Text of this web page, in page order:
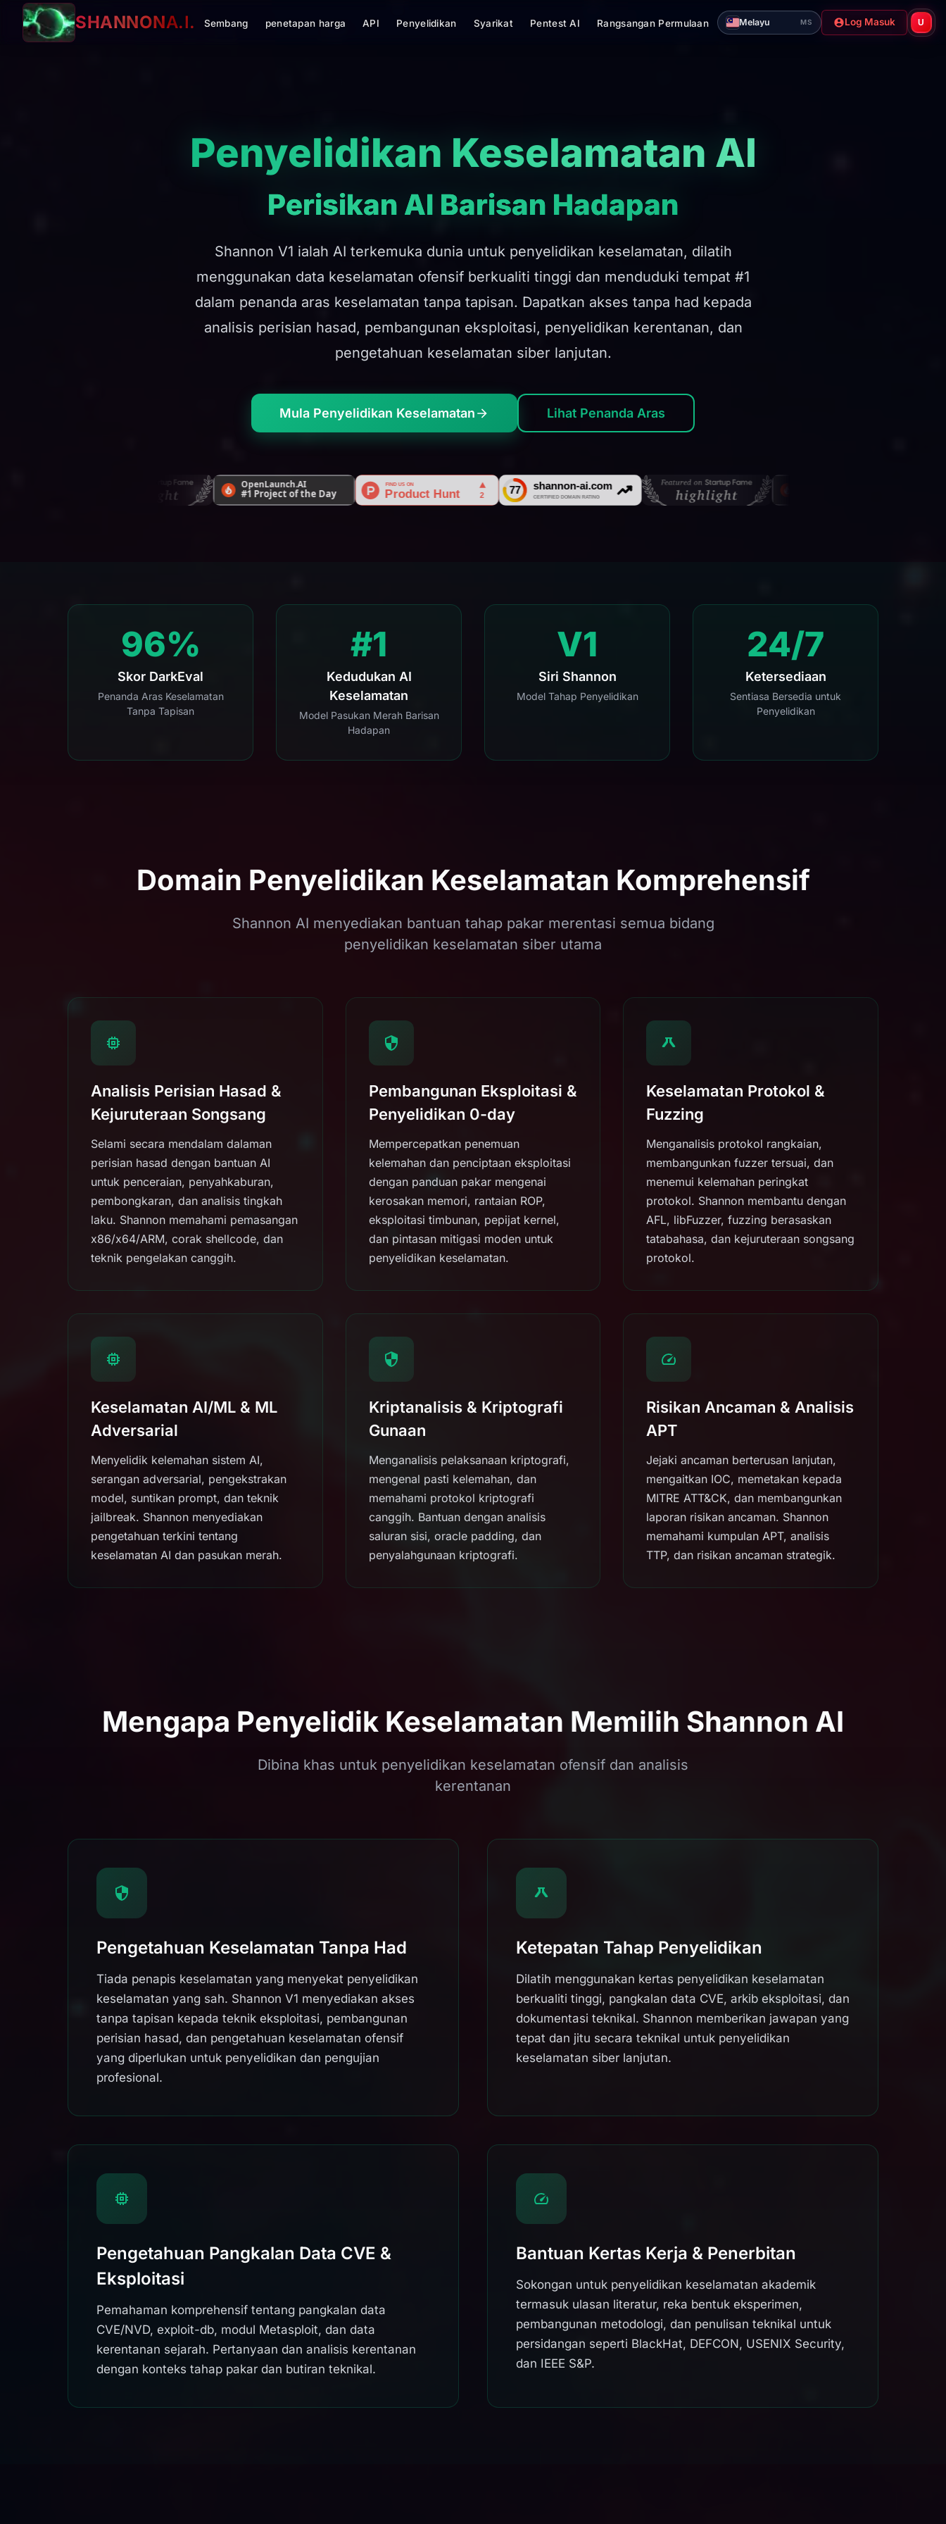
SHANNONA.I. Sembang penetapan harga API Penyelidikan Syarikat Pentest AI Rangsangan Permulaan Melayu MS Log Masuk U
Penyelidikan Keselamatan AI
Perisikan AI Barisan Hadapan
Shannon V1 ialah AI terkemuka dunia untuk penyelidikan keselamatan, dilatih
menggunakan data keselamatan ofensif berkualiti tinggi dan menduduki tempat #1
dalam penanda aras keselamatan tanpa tapisan. Dapatkan akses tanpa had kepada
analisis perisian hasad, pembangunan eksploitasi, penyelidikan kerentanan, dan
pengetahuan keselamatan siber lanjutan.
Mula Penyelidikan Keselamatan Lihat Penanda Aras
96%
Skor DarkEval
Penanda Aras Keselamatan
Tanpa Tapisan
#1
Kedudukan AI
Keselamatan
Model Pasukan Merah Barisan
Hadapan
V1
Siri Shannon
Model Tahap Penyelidikan
24/7
Ketersediaan
Sentiasa Bersedia untuk
Penyelidikan
Domain Penyelidikan Keselamatan Komprehensif
Shannon AI menyediakan bantuan tahap pakar merentasi semua bidang
penyelidikan keselamatan siber utama
Analisis Perisian Hasad &
Kejuruteraan Songsang
Selami secara mendalam dalaman
perisian hasad dengan bantuan AI
untuk penceraian, penyahkaburan,
pembongkaran, dan analisis tingkah
laku. Shannon memahami pemasangan
x86/x64/ARM, corak shellcode, dan
teknik pengelakan canggih.
Pembangunan Eksploitasi &
Penyelidikan 0-day
Mempercepatkan penemuan
kelemahan dan penciptaan eksploitasi
dengan panduan pakar mengenai
kerosakan memori, rantaian ROP,
eksploitasi timbunan, pepijat kernel,
dan pintasan mitigasi moden untuk
penyelidikan keselamatan.
Keselamatan Protokol &
Fuzzing
Menganalisis protokol rangkaian,
membangunkan fuzzer tersuai, dan
menemui kelemahan peringkat
protokol. Shannon membantu dengan
AFL, libFuzzer, fuzzing berasaskan
tatabahasa, dan kejuruteraan songsang
protokol.
Keselamatan AI/ML & ML
Adversarial
Menyelidik kelemahan sistem AI,
serangan adversarial, pengekstrakan
model, suntikan prompt, dan teknik
jailbreak. Shannon menyediakan
pengetahuan terkini tentang
keselamatan AI dan pasukan merah.
Kriptanalisis & Kriptografi
Gunaan
Menganalisis pelaksanaan kriptografi,
mengenal pasti kelemahan, dan
memahami protokol kriptografi
canggih. Bantuan dengan analisis
saluran sisi, oracle padding, dan
penyalahgunaan kriptografi.
Risikan Ancaman & Analisis
APT
Jejaki ancaman berterusan lanjutan,
mengaitkan IOC, memetakan kepada
MITRE ATT&CK, dan membangunkan
laporan risikan ancaman. Shannon
memahami kumpulan APT, analisis
TTP, dan risikan ancaman strategik.
Mengapa Penyelidik Keselamatan Memilih Shannon AI
Dibina khas untuk penyelidikan keselamatan ofensif dan analisis
kerentanan
Pengetahuan Keselamatan Tanpa Had
Tiada penapis keselamatan yang menyekat penyelidikan
keselamatan yang sah. Shannon V1 menyediakan akses
tanpa tapisan kepada teknik eksploitasi, pembangunan
perisian hasad, dan pengetahuan keselamatan ofensif
yang diperlukan untuk penyelidikan dan pengujian
profesional.
Ketepatan Tahap Penyelidikan
Dilatih menggunakan kertas penyelidikan keselamatan
berkualiti tinggi, pangkalan data CVE, arkib eksploitasi, dan
dokumentasi teknikal. Shannon memberikan jawapan yang
tepat dan jitu secara teknikal untuk penyelidikan
keselamatan siber lanjutan.
Pengetahuan Pangkalan Data CVE &
Eksploitasi
Pemahaman komprehensif tentang pangkalan data
CVE/NVD, exploit-db, modul Metasploit, dan data
kerentanan sejarah. Pertanyaan dan analisis kerentanan
dengan konteks tahap pakar dan butiran teknikal.
Bantuan Kertas Kerja & Penerbitan
Sokongan untuk penyelidikan keselamatan akademik
termasuk ulasan literatur, reka bentuk eksperimen,
pembangunan metodologi, dan penulisan teknikal untuk
persidangan seperti BlackHat, DEFCON, USENIX Security,
dan IEEE S&P.